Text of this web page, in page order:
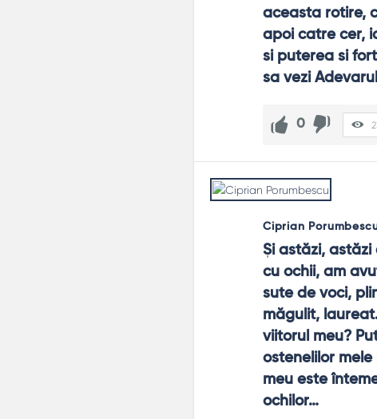
aceasta rotire,
apoi catre cer,
si puterea si
sa vezi
0
Ciprian
Şi astăzi,
cu ochii, am
sute de voci,
măgulit,
viitorul meu?
ostenelilor
meu este
ochilor…